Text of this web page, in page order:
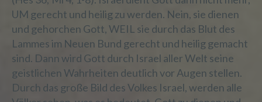
UM gerecht und heilig zu werden. Nein, sie dienen
und gehorchen Gott, WEIL sie durch das Blut des
Lammes im Neuen Bund gerecht und heilig gemacht
sind. Dann wird Gott durch Israel aller Welt seine
geistlichen Wahrheiten deutlich vor Augen stellen.
Durch das große Bild des Volkes Israel, werden alle
gemeinsam mit anderen über die Zwecke
und Mittel der Verarbeitung von
personenbezogenen Daten entscheidet.
Sind die Zwecke und Mittel dieser
Verarbeitung durch das Unionsrecht oder
das Recht der Mitgliedstaaten
vorgegeben, so kann der Verantwortliche
beziehungsweise können die bestimmten